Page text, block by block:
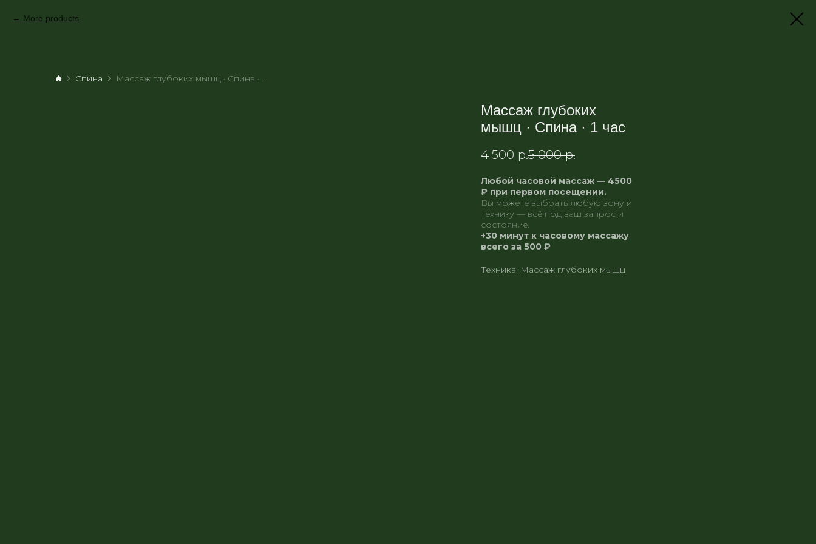
More products
Спина Массаж глубоких мышц · Спина · 1 час
Массаж глубоких
мышц · Спина · 1 час
4 500 р.5 000 р.
Любой часовой массаж — 4500
₽ при первом посещении.
Вы можете выбрать любую зону и
технику — всё под ваш запрос и
состояние.
+30 минут к часовому массажу
всего за 500 ₽
Техника: Массаж глубоких мышц